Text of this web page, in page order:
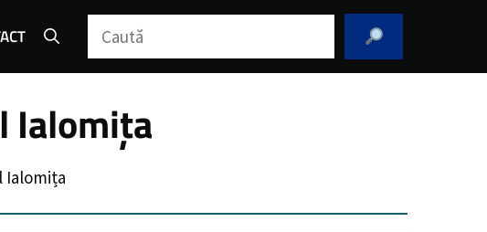
Caută
Ialomița
Ialomița